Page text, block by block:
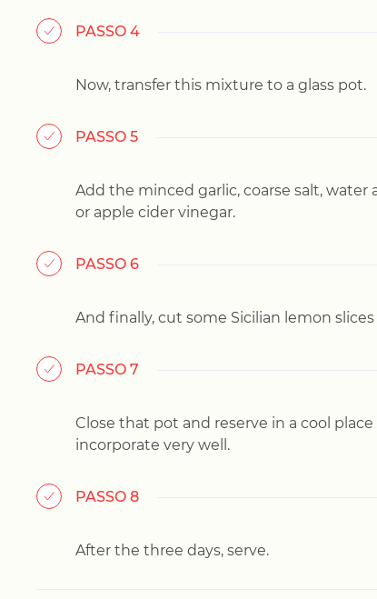
PASSO 4
Now, transfer this mixture to a glass pot.
PASSO 5
Add the minced garlic, coarse salt,
or apple cider vinegar.
PASSO 6
And finally, cut some Sicilian lemon
PASSO 7
Close that pot and reserve in a cool
incorporate very well.
PASSO 8
After the three days, serve.